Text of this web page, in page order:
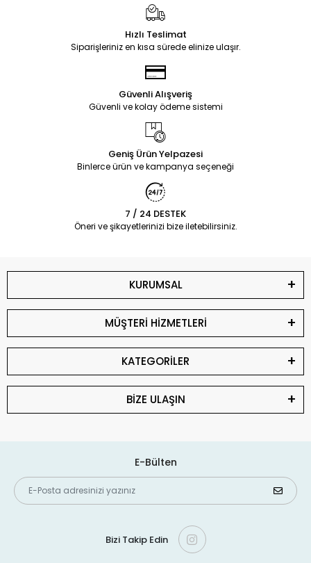
Hızlı Teslimat
Siparişleriniz en kısa sürede elinize ulaşır.
Güvenli Alışveriş
Güvenli ve kolay ödeme sistemi
Geniş Ürün Yelpazesi
Binlerce ürün ve kampanya seçeneği
7 / 24 DESTEK
Öneri ve şikayetlerinizi bize iletebilirsiniz.
KURUMSAL
MÜŞTERİ HİZMETLERİ
KATEGORİLER
BİZE ULAŞIN
E-Bülten
Bizi Takip Edin